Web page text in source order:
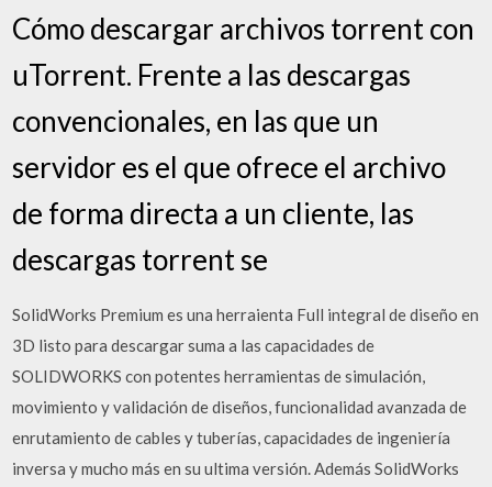
Cómo descargar archivos torrent con
uTorrent. Frente a las descargas
convencionales, en las que un
servidor es el que ofrece el archivo
de forma directa a un cliente, las
descargas torrent se
SolidWorks Premium es una herraienta Full integral de diseño en
3D listo para descargar suma a las capacidades de
SOLIDWORKS con potentes herramientas de simulación,
movimiento y validación de diseños, funcionalidad avanzada de
enrutamiento de cables y tuberías, capacidades de ingeniería
inversa y mucho más en su ultima versión. Además SolidWorks